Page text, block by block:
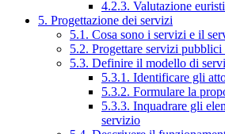
4.2.3. Valutazione
5. Progettazione dei servizi
5.1. Cosa sono i servizi e il
5.2. Progettare servizi
5.3. Definire il modello di
5.3.1. Identificare gli
5.3.2. Formulare la
5.3.3. Inquadrare gli
servizio